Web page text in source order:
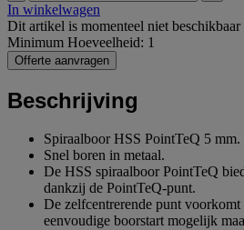
In winkelwagen
Dit artikel is momenteel niet beschikbaar
Minimum Hoeveelheid: 1
Offerte aanvragen
Beschrijving
Spiraalboor HSS PointTeQ 5 mm.
Snel boren in metaal.
De HSS spiraalboor PointTeQ
dankzij de PointTeQ-punt.
De zelfcentrerende punt
eenvoudige boorstart mogelijk